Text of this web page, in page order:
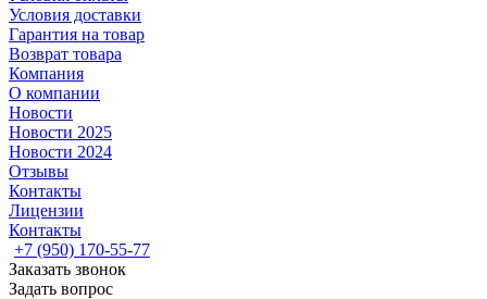
Условия доставки
Гарантия на товар
Возврат товара
Компания
О компании
Новости
Новости 2025
Новости 2024
Отзывы
Контакты
Лицензии
Контакты
+7 (950) 170-55-77
Заказать звонок
Задать вопрос